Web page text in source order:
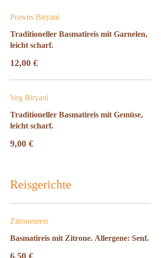
Prawns Biryani
Traditioneller Basmatireis mit Garnelen,
leicht scharf.
12,00 €
Veg Biryani
Traditioneller Basmatireis mit Gemüse,
leicht scharf.
9,00 €
Reisgerichte
Zitronenreis
Basmatireis mit Zitrone. Allergene: Senf.
6,50 €